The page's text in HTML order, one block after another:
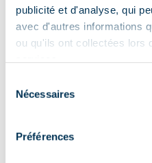
publicité et d'analyse, qui
avec d'autres informations
ou qu'ils ont collectées lors
Nécessaires
Préférences